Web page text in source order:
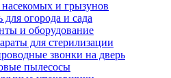
и грызунов
для огорода и сада
и оборудование
для стерилизации
звонки на дверь
пылесосы